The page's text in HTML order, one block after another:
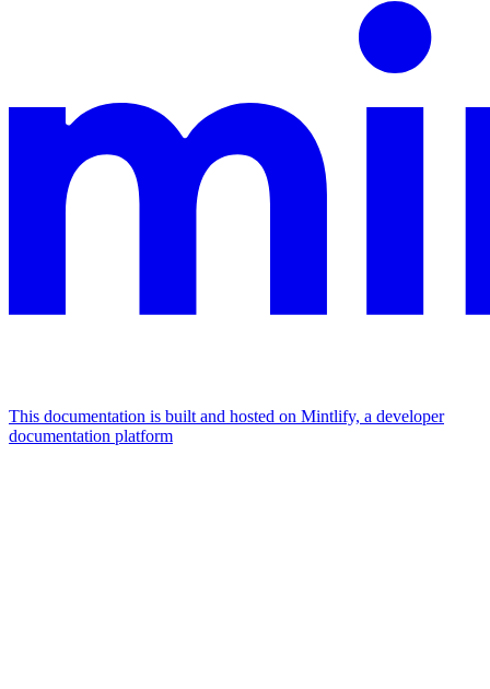
This documentation is built and hosted on Mintlify, a developer
documentation platform